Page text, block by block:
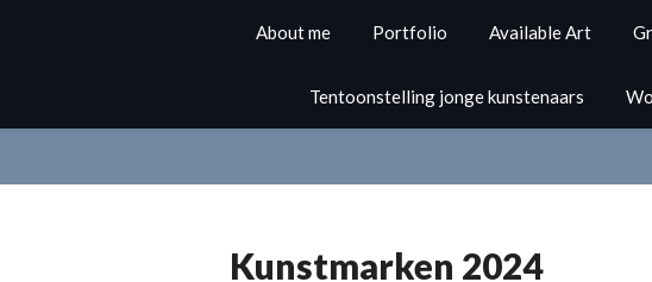
About me Portfolio Available Art
Tentoonstelling jonge kunstenaars
Kunstmarken 2024